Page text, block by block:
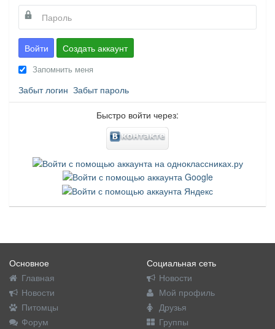
Войти Создать аккаунт
Запомнить меня
Забыт логин Забыт пароль
Быстро войти через:
Основное
Главная
Новости
Питомцы
Форум
Социальная сеть
Новости
Мой профиль
Друзья
Группы